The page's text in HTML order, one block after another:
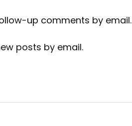
up comments by email.
posts by email.